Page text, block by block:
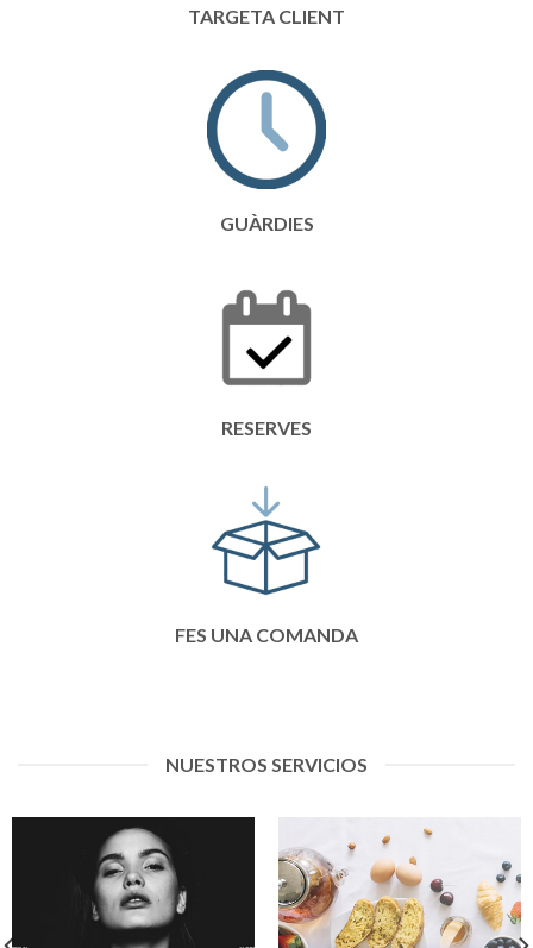
TARGETA CLIENT
GUÀRDIES
RESERVES
FES UNA COMANDA
NUESTROS SERVICIOS